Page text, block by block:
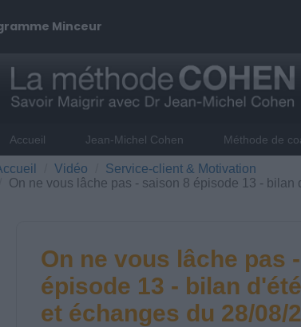
Accueil Jean-Michel Cohen Méthode de
Vidéo
Service-client & Motivation
On ne vous lâche pas - saison 8 épisode 13 -
On ne vous lâche pas
épisode 13 - bilan
et échanges du 28/08/
Minceur